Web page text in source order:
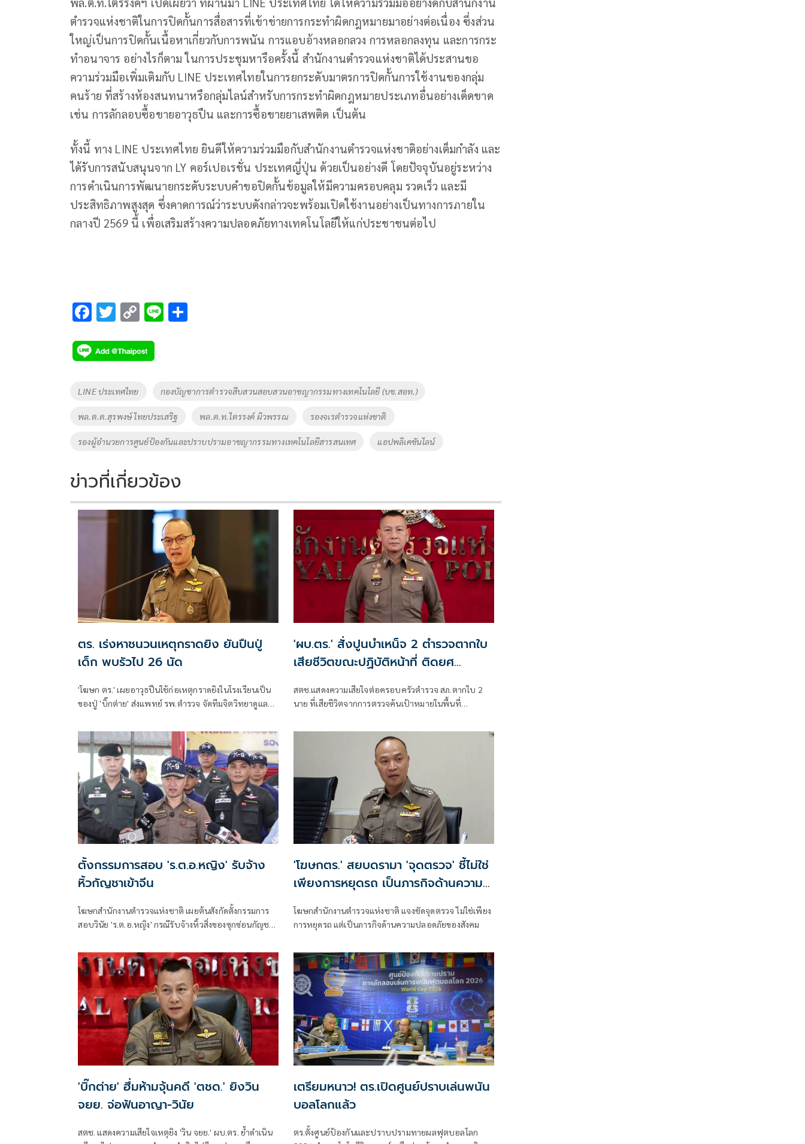
ตำรวจแห่งชาติในการปิดกั้นการสื่อสารที่เข้าข่ายการกระทำผิดกฎหมายมาอย่างต่อเนื่อง ซึ่งส่วน
ใหญ่เป็นการปิดกั้นเนื้อหาเกี่ยวกับการพนัน การแอบอ้างหลอกลวง การหลอกลงทุน และการกระ
ทำอนาจาร อย่างไรก็ตาม ในการประชุมหารือครั้งนี้ สำนักงานตำรวจแห่งชาติได้ประสานขอ
ความร่วมมือเพิ่มเติมกับ LINE ประเทศไทยในการยกระดับมาตรการปิดกั้นการใช้งานของกลุ่ม
คนร้าย ที่สร้างห้องสนทนาหรือกลุ่มไลน์สำหรับการกระทำผิดกฎหมายประเภทอื่นอย่างเด็ดขาด
เช่น การลักลอบซื้อขายอาวุธปืน และการซื้อขายยาเสพติด เป็นต้น
ทั้งนี้ ทาง LINE ประเทศไทย ยินดีให้ความร่วมมือกับสำนักงานตำรวจแห่งชาติอย่างเต็มกำลัง และ
ได้รับการสนับสนุนจาก LY คอร์เปอเรชั่น ประเทศญี่ปุ่น ด้วยเป็นอย่างดี โดยปัจจุบันอยู่ระหว่าง
การดำเนินการพัฒนายกระดับระบบคำขอปิดกั้นข้อมูลให้มีความครอบคลุม รวดเร็ว และมี
ประสิทธิภาพสูงสุด ซึ่งคาดการณ์ว่าระบบดังกล่าวจะพร้อมเปิดใช้งานอย่างเป็นทางการภายใน
กลางปี 2569 นี้ เพื่อเสริมสร้างความปลอดภัยทางเทคโนโลยีให้แก่ประชาชนต่อไป
F
e
b
o
o
k
T
tt
er
C
p
y
k
Li
Tags
LINE ประเทศไทย กองบัญชาการตำรวจสืบสวนสอบสวนอาชญากรรมทางเทคโนโลยี (บช.สอท.)
พล.ต.ต.สุรพงษ์ ไทยประเสริฐ พล.ต.ท.ไตรรงค์ ผิวพรรณ รองจเรตำรวจแห่งชาติ
รองผู้อำนวยการศูนย์ป้องกันและปราบปรามอาชญากรรมทางเทคโนโลยีสารสนเทศ แอปพลิเคชันไลน์
ข่าวที่เกี่ยวข้อง
ตร. เร่งหาชนวนเหตุกราดยิง ยันปืนปู่
เด็ก พบรัวไป 26 นัด
'โฆษก ตร.' เผยอาวุธปืนใช้ก่อเหตุกราดยิงในโรงเรียนเป็น
ของปู่ 'บิ๊กต่าย' ส่งแพทย์ รพ.ตำรวจ จัดทีมจิตวิทยาดูแล
'ผบ.ตร.' สั่งปูนบำเหน็จ 2 ตำรวจตากใบ
เสียชีวิตขณะปฏิบัติหน้าที่ ติดยศ
สตช.แสดงความเสียใจต่อครอบครัวตำรวจ สภ.ตากใบ 2
นาย ที่เสียชีวิตจากการตรวจค้นเป้าหมายในพื้นที่
4 ตำรวจที่บาดเจ็บจากเหตุดังกล่าว
ตั้งกรรมการสอบ 'ร.ต.อ.หญิง' รับจ้าง
หิ้วกัญชาเข้าจีน
โฆษกสำนักงานตำรวจแห่งชาติ เผยต้นสังกัดตั้งกรรมการ
สอบวินัย 'ร.ต.อ.หญิง' กรณีรับจ้างหิ้วสิ่งของซุกซ่อนกัญชา
อย่ารับฝากสัมภาระของผู้อื่นออกนอกประเทศ
'โฆษกตร.' สยบดรามา 'จุดตรวจ' ชี้ไม่ใช่
เพียงการหยุดรถ เป็นภารกิจด้านความ
โฆษกสำนักงานตำรวจแห่งชาติ แจงชัดจุดตรวจ ไม่ใช่เพียง
การหยุดรถ แต่เป็นภารกิจด้านความปลอดภัยของสังคม
'บิ๊กต่าย' ฮึ่มห้ามจุ้นคดี 'ตชด.' ยิงวิน
จยย. จ่อฟันอาญา-วินัย
สตช. แสดงความเสียใจเหตุยิง 'วิน จยย.' ผบ.ตร. ย้ำดำเนิน
เตรียมหนาว! ตร.เปิดศูนย์ปราบเล่นพนัน
บอลโลกแล้ว
ตร.ตั้งศูนย์ป้องกันและปราบปรามทายผลฟุตบอลโลก